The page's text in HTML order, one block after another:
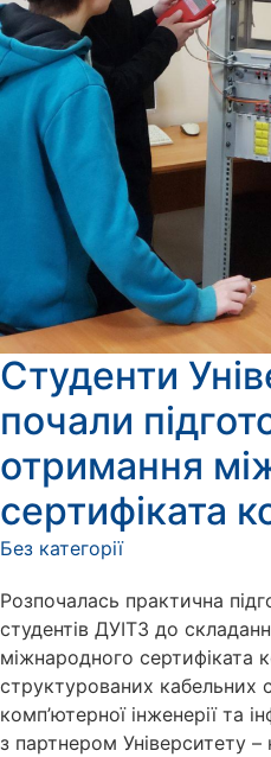
Студенти
почали
отримання
сертифіката
Без категорії
Розпочалась практична
студентів ДУІТЗ до
міжнародного сертифіката
структурованих
комп’ютерної інженерії та
з партнером Університету –